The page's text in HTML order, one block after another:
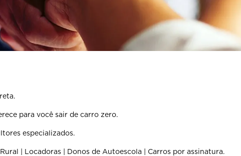
para você sair de carro zero.
especializados.
| Locadoras | Donos de Autoescola | Carros por assinatura.